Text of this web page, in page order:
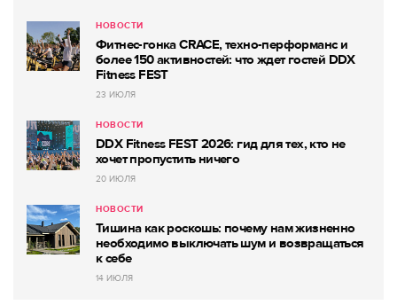
НОВОСТИ
Фитнес-гонка CRACE, техно-перформанс и
более 150 активностей: что ждет гостей DDX
Fitness FEST
23 ИЮЛЯ
НОВОСТИ
DDX Fitness FEST 2026: гид для тех, кто не
хочет пропустить ничего
20 ИЮЛЯ
НОВОСТИ
Тишина как роскошь: почему нам жизненно
необходимо выключать шум и возвращаться
к себе
14 ИЮЛЯ